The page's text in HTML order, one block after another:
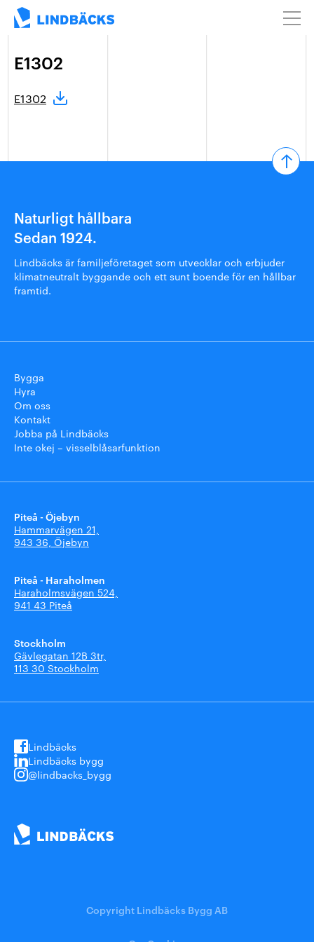
E1302
E1302
Naturligt hållbara
Sedan 1924.
Lindbäcks är familjeföretaget som utvecklar och erbjuder
klimatneutralt byggande och ett sunt boende för en hållbar
framtid.
Bygga
Hyra
Om oss
Kontakt
Jobba på Lindbäcks
Inte okej – visselblåsarfunktion
Piteå - Öjebyn
Hammarvägen 21,
943 36, Öjebyn
Piteå - Haraholmen
Haraholmsvägen 524,
941 43 Piteå
Stockholm
Gävlegatan 12B 3tr,
113 30 Stockholm
Lindbäcks
Lindbäcks bygg
@lindbacks_bygg
Copyright Lindbäcks Bygg AB